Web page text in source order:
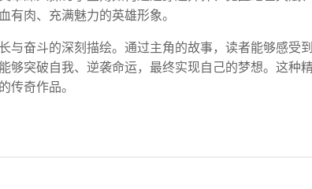
肉、充满魅力的英雄形象。
与奋斗的深刻描绘。通过主角的故事，读者能够感受
够突破自我、逆袭命运，最终实现自己的梦想。这种
传奇作品。